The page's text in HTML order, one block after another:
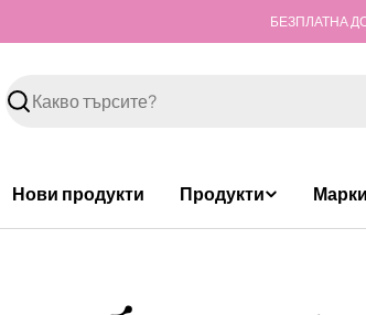
БЕЗПЛАТНА
Търсене
Нови продукти Продукти Марки